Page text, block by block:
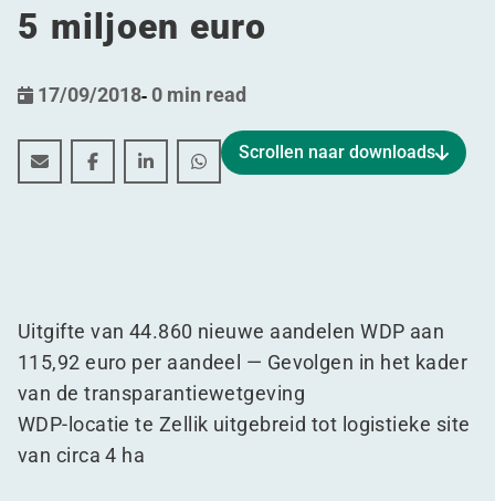
5 miljoen euro
17/09/2018- 0 min read
WDP realiseert acquisitie van bijkomende site te
WDP realiseert acquisitie van bijkomende site
WDP realiseert acquisitie van
WDP realiseert acquisitie van
Scrollen naar downloads
Uitgifte van 44.860 nieuwe aandelen WDP aan
115,92 euro per aandeel — Gevolgen in het kader
van de transparantiewetgeving
WDP-locatie te Zellik uitgebreid tot logistieke site
van circa 4 ha